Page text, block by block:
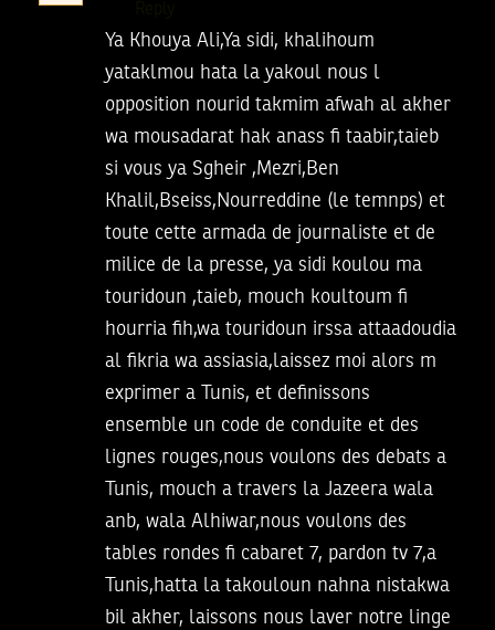
Ya Khouya Ali,Ya sidi, khalihoum
yataklmou hata la yakoul nous l
opposition nourid takmim afwah al akher
wa mousadarat hak anass fi taabir,taieb
si vous ya Sgheir ,Mezri,Ben
Khalil,Bseiss,Nourreddine (le temnps) et
toute cette armada de journaliste et de
milice de la presse, ya sidi koulou ma
touridoun ,taieb, mouch koultoum fi
hourria fih,wa touridoun irssa attaadoudia
al fikria wa assiasia,laissez moi alors m
exprimer a Tunis, et definissons
ensemble un code de conduite et des
lignes rouges,nous voulons des debats a
Tunis, mouch a travers la Jazeera wala
anb, wala Alhiwar,nous voulons des
tables rondes fi cabaret 7, pardon tv 7,a
Tunis,hatta la takouloun nahna nistakwa
bil akher, laissons nous laver notre linge